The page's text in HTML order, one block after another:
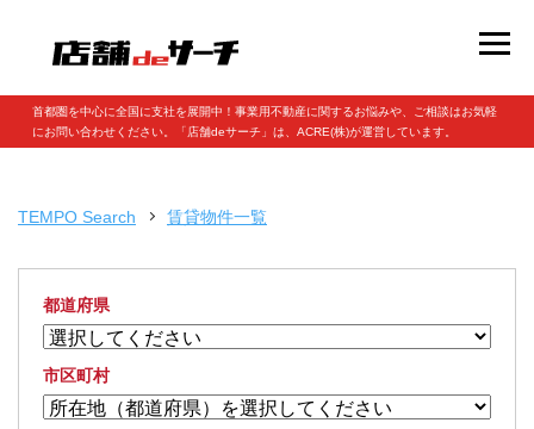
首都圏を中心に全国に支社を展開中！事業用不動産に関するお悩みや、ご相談はお気軽
にお問い合わせください。「店舗deサーチ」は、ACRE(株)が運営しています。
TEMPO Search 賃貸物件一覧
都道府県
市区町村